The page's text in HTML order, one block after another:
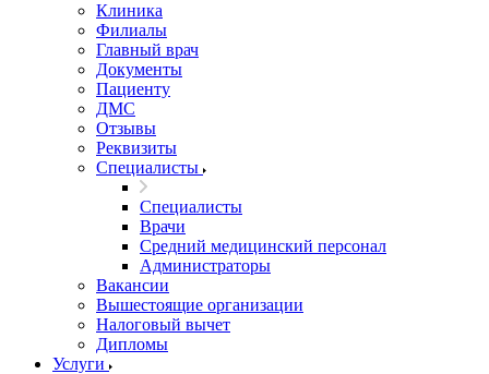
Клиника
Филиалы
Главный врач
Документы
Пациенту
ДМС
Отзывы
Реквизиты
Специалисты
Специалисты
Врачи
Средний медицинский персонал
Администраторы
Вакансии
Вышестоящие организации
Налоговый вычет
Дипломы
Услуги